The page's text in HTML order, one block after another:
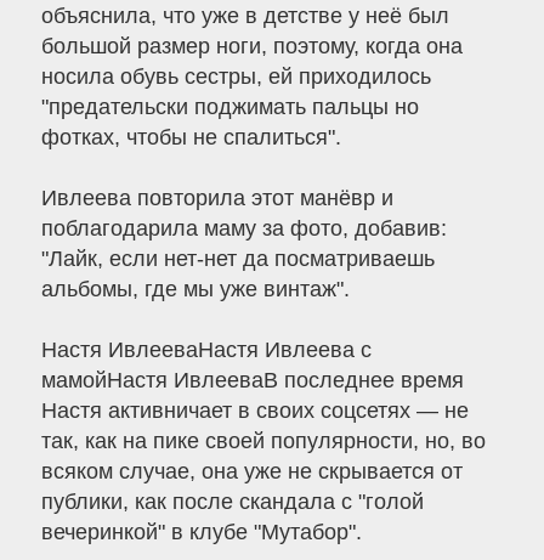
объяснила, что уже в детстве у неё был
большой размер ноги, поэтому, когда она
носила обувь сестры, ей приходилось
"предательски поджимать пальцы но
фотках, чтобы не спалиться".
Ивлеева повторила этот манёвр и
поблагодарила маму за фото, добавив:
"Лайк, если нет-нет да посматриваешь
альбомы, где мы уже винтаж".
Настя ИвлееваНастя Ивлеева с
мамойНастя ИвлееваВ последнее время
Настя активничает в своих соцсетях — не
так, как на пике своей популярности, но, во
всяком случае, она уже не скрывается от
публики, как после скандала с "голой
вечеринкой" в клубе "Мутабор".